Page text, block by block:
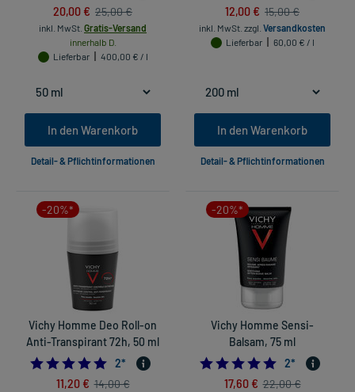
20,00 € 25,00 €
inkl. MwSt. Gratis-Versand
innerhalb D.
Lieferbar
400,00 € / l
In den Warenkorb
Detail- & Pflichtinformationen
12,00 € 15,00 €
inkl. MwSt. zzgl. Versandkosten
Lieferbar
60,00 € / l
In den Warenkorb
Detail- & Pflichtinformationen
-20%*
Vichy Homme Deo Roll-on
Anti-Transpirant 72h, 50 ml
5.0
2*
11,20 € 14,00 €
-20%*
Vichy Homme Sensi-
Balsam, 75 ml
5.0
2*
17,60 € 22,00 €